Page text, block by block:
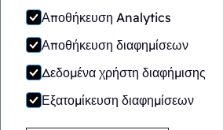
Αποθήκευση Analytics
Αποθήκευση διαφημίσεων
Δεδομένα χρήστη διαφήμισης
Εξατομίκευση διαφημίσεων
blister